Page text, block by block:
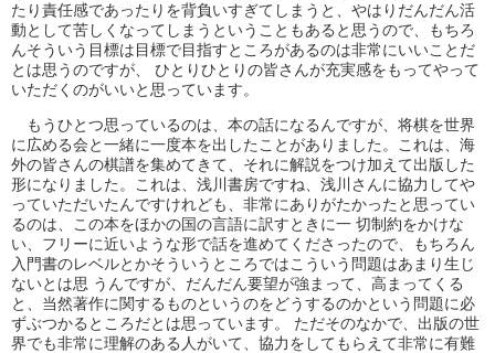
たり責任感であったりを背負いすぎてしまうと、やはりだんだん活
動として苦しくなってしまうということもあると思うので、もちろ
んそういう目標は目標で目指すところがあるのは非常にいいことだ
とは思うのですが、 ひとりひとりの皆さんが充実感をもってやって
いただくのがいいと思っています。
もうひとつ思っているのは、本の話になるんですが、将棋を世界
に広める会と一緒に一度本を出したことがありました。これは、海
外の皆さんの棋譜を集めてきて、それに解説をつけ加えて出版した
形になりました。これは、浅川書房ですね、浅川さんに協力してや
っていただいたんですけれども、非常にありがたかったと思ってい
るのは、この本をほかの国の言語に訳すときに一 切制約をかけな
い、フリーに近いような形で話を進めてくださったので、もちろん
入門書のレベルとかそういうところではこういう問題はあまり生じ
ないとは思 うんですが、だんだん要望が強まって、高まってくる
と、当然著作に関するものというのをどうするのかという問題に必
ずぶつかるところだとは思っています。 ただそのなかで、出版の世
界でも非常に理解のある人がいて、協力をしてもらえて非常に有難